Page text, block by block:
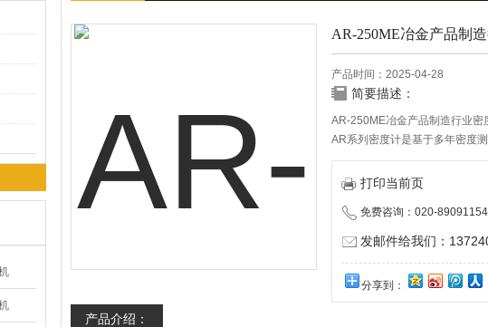
AR-250ME冶金产品制
产品时间：2025-04-28
简要描述：
AR-250ME冶金产品制造行业密
AR系列密度计是基于多年密度
用，推出的一款新系列产品；
点。
打印当前页
免费咨询：020-89091154
发邮件给我们：
分享到：
产品介绍：